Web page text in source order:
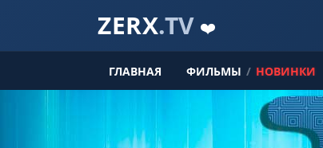
ZERX.TV ❤️
ГЛАВНАЯ ФИЛЬМЫ / НОВИНКИ